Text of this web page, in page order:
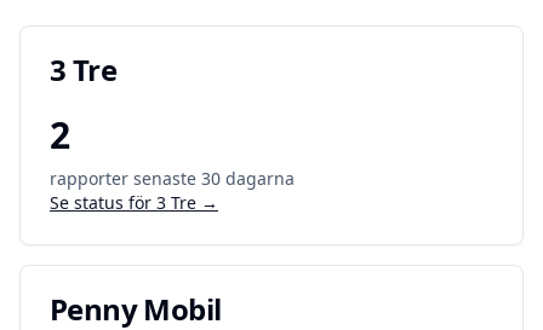
3 Tre
2
rapporter senaste 30 dagarna
Se status för 3 Tre →
Penny Mobil